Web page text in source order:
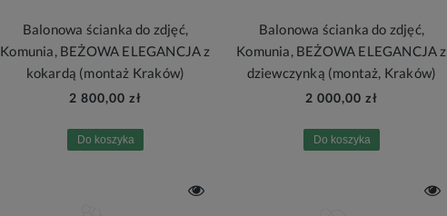
Balonowa ścianka do zdjęć,
Komunia, BEŻOWA ELEGANCJA z
kokardą (montaż Kraków)
2 800,00 zł
Do koszyka
Balonowa ścianka do zdjęć,
Komunia, BEŻOWA ELEGANCJA z
dziewczynką (montaż, Kraków)
2 000,00 zł
Do koszyka